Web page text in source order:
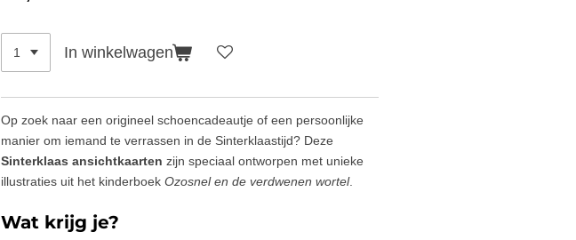
In winkelwagen
Op zoek naar een origineel schoencadeautje of een persoonlijke
manier om iemand te verrassen in de Sinterklaastijd? Deze
Sinterklaas ansichtkaarten zijn speciaal ontworpen met unieke
illustraties uit het kinderboek Ozosnel en de verdwenen wortel.
Wat krijg je?